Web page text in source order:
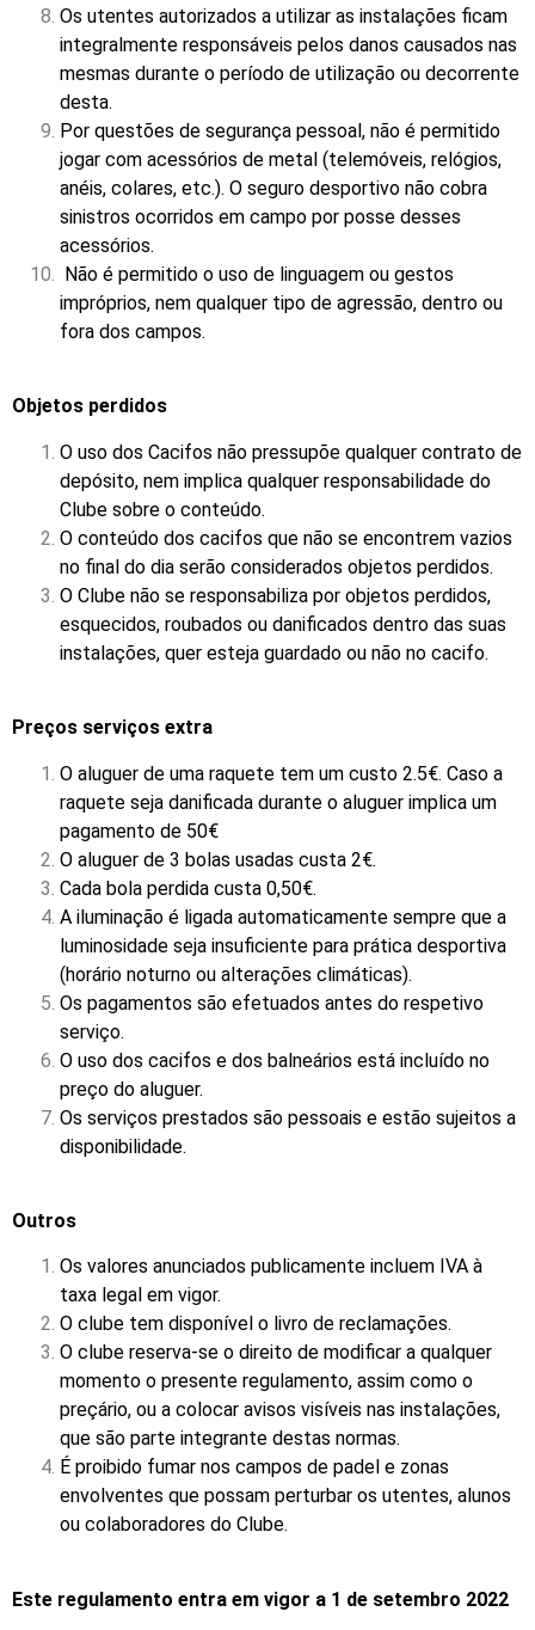
Os utentes autorizados a utilizar as instalações ficam
integralmente responsáveis pelos danos causados nas
mesmas durante o período de utilização ou decorrente
desta.
Por questões de segurança pessoal, não é permitido
jogar com acessórios de metal (telemóveis, relógios,
anéis, colares, etc.). O seguro desportivo não cobra
sinistros ocorridos em campo por posse desses
acessórios.
Não é permitido o uso de linguagem ou gestos
impróprios, nem qualquer tipo de agressão, dentro ou
fora dos campos.
Objetos perdidos
O uso dos Cacifos não pressupõe qualquer contrato de
depósito, nem implica qualquer responsabilidade do
Clube sobre o conteúdo.
O conteúdo dos cacifos que não se encontrem vazios
no final do dia serão considerados objetos perdidos.
O Clube não se responsabiliza por objetos perdidos,
esquecidos, roubados ou danificados dentro das suas
instalações, quer esteja guardado ou não no cacifo.
Preços serviços extra
O aluguer de uma raquete tem um custo 2.5€. Caso a
raquete seja danificada durante o aluguer implica um
pagamento de 50€
O aluguer de 3 bolas usadas custa 2€.
Cada bola perdida custa 0,50€.
A iluminação é ligada automaticamente sempre que a
luminosidade seja insuficiente para prática desportiva
(horário noturno ou alterações climáticas).
Os pagamentos são efetuados antes do respetivo
serviço.
O uso dos cacifos e dos balneários está incluído no
preço do aluguer.
Os serviços prestados são pessoais e estão sujeitos a
disponibilidade.
Outros
Os valores anunciados publicamente incluem IVA à
taxa legal em vigor.
O clube tem disponível o livro de reclamações.
O clube reserva-se o direito de modificar a qualquer
momento o presente regulamento, assim como o
preçário, ou a colocar avisos visíveis nas instalações,
que são parte integrante destas normas.
É proibido fumar nos campos de padel e zonas
envolventes que possam perturbar os utentes, alunos
ou colaboradores do Clube.
Este regulamento entra em vigor a 1 de setembro 2022